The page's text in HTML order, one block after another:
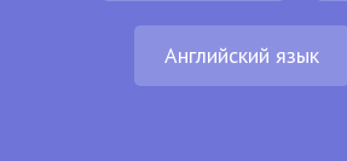
Английский язык